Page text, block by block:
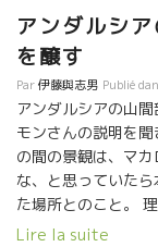
アンダルシ
を醸
Par伊藤與志男 Publié
アンダルシアの山
モンさんの説明を
の間の景観は、マ
な、と思っていた
た場所とのこと。
景観もさることなが
Lire la suite